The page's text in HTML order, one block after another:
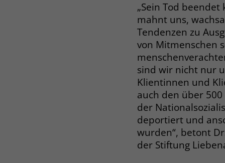
„Sein Tod
mahnt uns,
Tendenzen zu
von Mitmenschen
sind wir nicht nur
Klientinnen und
auch den über
der
deportiert und
wurden“, betont
der Stiftung